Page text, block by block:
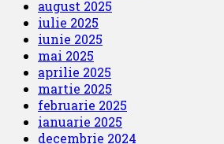
august 2025
iulie 2025
iunie 2025
mai 2025
aprilie 2025
martie 2025
februarie 2025
ianuarie 2025
decembrie 2024